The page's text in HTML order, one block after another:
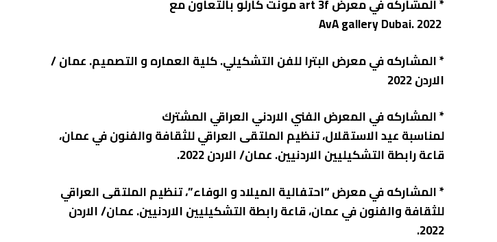
‏* المشاركه في معرض art 3f مونت كارلو بالتعاون مع
‏ 2022 .AvA gallery Dubai
‏* المشاركه في معرض البترا للفن التشكيلي. كلية العماره و التصميم. عمان /
الاردن 2022
‏* المشاركه في المعرض الفني الاردني العراقي المشترك
لمناسبة عيد الاستقلال، تنظيم الملتقى العراقي للثقافة والفنون في عمان،
قاعة رابطة التشكيليين الاردنيين. عمان/ الاردن 2022.
‏* المشاركه في معرض “احتفالية الميلاد و الوفاء”، تنظيم الملتقى العراقي
للثقافة والفنون في عمان، قاعة رابطة التشكيليين الاردنيين. عمان/ الاردن
2022.